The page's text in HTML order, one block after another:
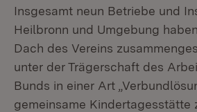
Insgesamt neun Betriebe und
Heilbronn und Umgebung
Dach des Vereins
unter der Trägerschaft des
Bunds in einer Art
gemeinsame Kindertagesstätte